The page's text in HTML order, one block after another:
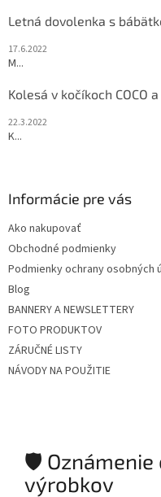
Letná dovolenka s
17.6.2022
M...
Kolesá v kočíkoch COCO a
22.3.2022
K...
Informácie pre vás
Ako nakupovať
Obchodné podmienky
Podmienky ochrany osobných
Blog
BANNERY A NEWSLETTERY
FOTO PRODUKTOV
ZÁRUČNÉ LISTY
NÁVODY NA POUŽITIE
🛡️ Oznámenie
výrobkov